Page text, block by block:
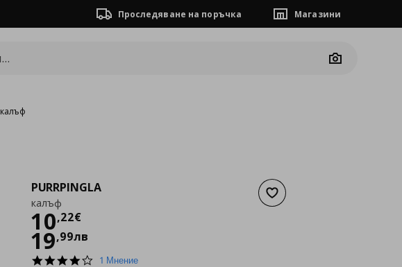
Проследяване на поръчка Магазини
Camera
калъф
Добави към списъка с
PURRPINGLA
калъф
10,22€
Цена
19,99лв
4.01 Мнение